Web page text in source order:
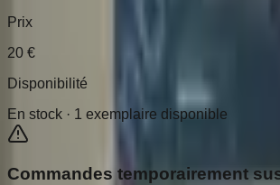
Prix
20 €
Disponibilité
En stock · 1 exemplaire disponible
Commandes temporairement